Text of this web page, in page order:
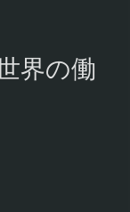
界の働